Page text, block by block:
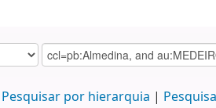
Pesquisar por hierarquia